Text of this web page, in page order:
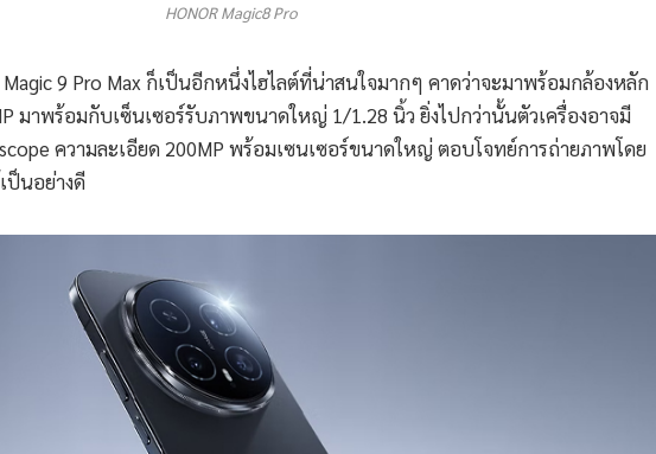
HONOR Magic8 Pro
Magic 9 Pro Max ก็เป็นอีกหนึ่งไฮไลต์ที่น่าสนใจมากๆ คาดว่าจะมาพร้อมกล้องหลัก
มาพร้อมกับเซ็นเซอร์รับภาพขนาดใหญ่ 1/1.28 นิ้ว ยิ่งไปกว่านั้นตัวเครื่องอาจมี
ความละเอียด 200MP พร้อมเซนเซอร์ขนาดใหญ่ ตอบโจทย์การถ่ายภาพโดย
ป็นอย่างดี